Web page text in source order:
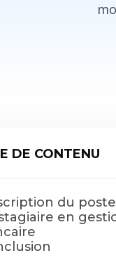
DE CONTENU
du poste
en